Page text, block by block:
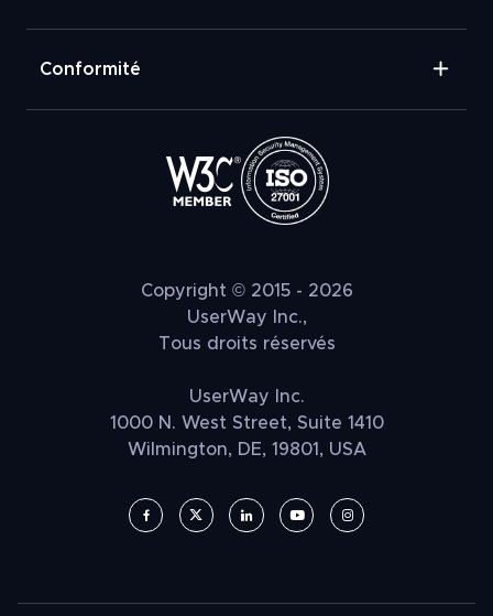
Conformité
Copyright © 2015 - 2026
UserWay Inc.,
Tous droits réservés
UserWay Inc.
1000 N. West Street, Suite 1410
Wilmington, DE, 19801, USA